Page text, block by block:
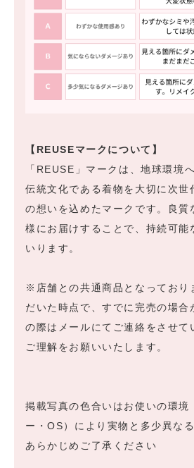
【REUSEマークについて】
「REUSE」マークは、地球環境
伝統文化である着物を大切に次世
の想いを込めたマークです。良質
様にお届けすることで、持続可能
いります。
※店舗との共通商品となっており
だいた時点で、すでに完売の場合
の際はメールにてご連絡をさせて
ご理解をお願いいたします。
掲載写真の色合いはお使いの環境
ー・OS）により実物と多少異な
あらかじめご了承ください